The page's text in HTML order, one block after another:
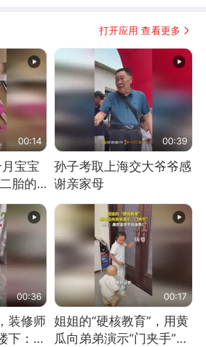
打开应用 查看更多
00:14
宝宝
胎的
00:39
孙子考取上海交大爷爷感
谢亲家母
00:36
装修师
下：出
00:17
姐姐的“硬核教育”，用黄
瓜向弟弟演示“门夹手”，